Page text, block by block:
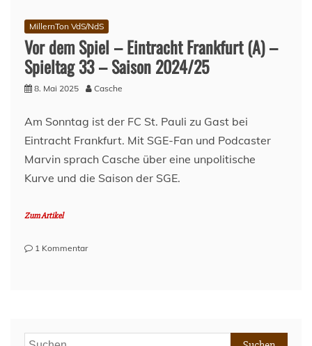
Mai
2025
MillernTon VdS/NdS
Vor dem Spiel – Eintracht Frankfurt (A) –
Spieltag 33 – Saison 2024/25
8. Mai 2025 Casche
Am Sonntag ist der FC St. Pauli zu Gast bei
Eintracht Frankfurt. Mit SGE-Fan und Podcaster
Marvin sprach Casche über eine unpolitische
Kurve und die Saison der SGE.
Zum Artikel
1 Kommentarzu
Frankfurt
Suchen